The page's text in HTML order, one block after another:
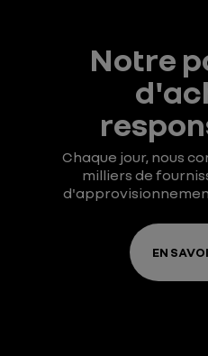
Notre
Chaque jour, nous
milliers de
EN